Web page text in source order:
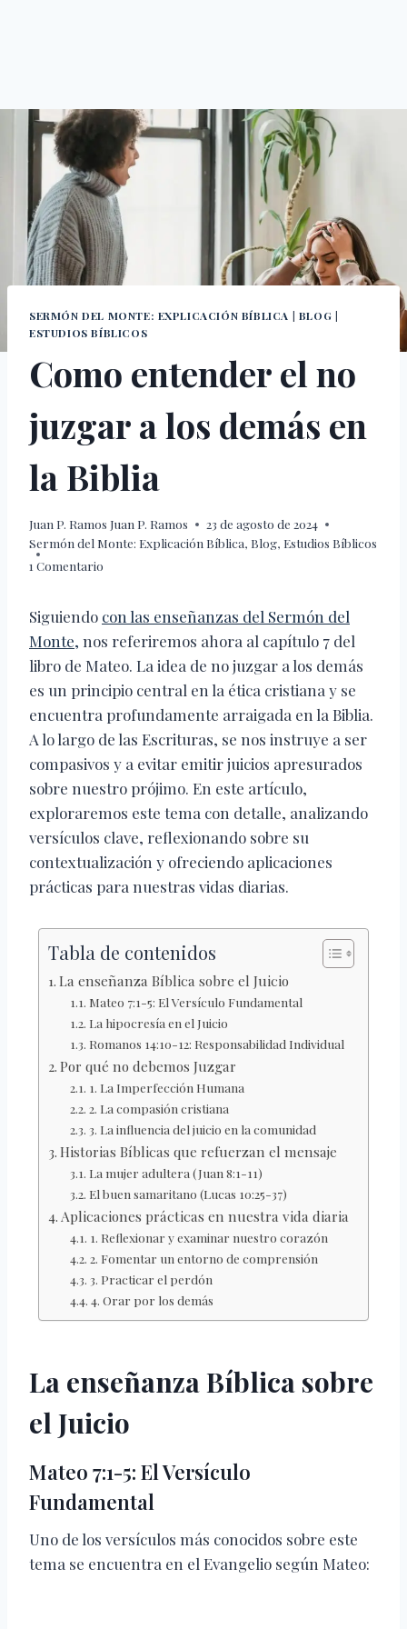
SERMÓN DEL MONTE: EXPLICACIÓN BÍBLICA | BLOG |
ESTUDIOS BÍBLICOS
Como entender el no
juzgar a los demás en
la Biblia
Juan P. Ramos Juan P. Ramos
23 de agosto de 2024
Sermón del Monte: Explicación Bíblica, Blog, Estudios Bíblicos
1 Comentario
Siguiendo con las enseñanzas del Sermón del
Monte, nos referiremos ahora al capítulo 7 del
libro de Mateo. La idea de no juzgar a los demás
es un principio central en la ética cristiana y se
encuentra profundamente arraigada en la Biblia.
A lo largo de las Escrituras, se nos instruye a ser
compasivos y a evitar emitir juicios apresurados
sobre nuestro prójimo. En este artículo,
exploraremos este tema con detalle, analizando
versículos clave, reflexionando sobre su
contextualización y ofreciendo aplicaciones
prácticas para nuestras vidas diarias.
Tabla de contenidos
La enseñanza Bíblica sobre el Juicio
Mateo 7:1-5: El Versículo Fundamental
La hipocresía en el Juicio
Romanos 14:10-12: Responsabilidad Individual
Por qué no debemos Juzgar
1. La Imperfección Humana
2. La compasión cristiana
3. La influencia del juicio en la comunidad
Historias Bíblicas que refuerzan el mensaje
La mujer adultera (Juan 8:1-11)
El buen samaritano (Lucas 10:25-37)
Aplicaciones prácticas en nuestra vida diaria
1. Reflexionar y examinar nuestro corazón
2. Fomentar un entorno de comprensión
3. Practicar el perdón
4. Orar por los demás
La enseñanza Bíblica sobre
el Juicio
Mateo 7:1-5: El Versículo
Fundamental
Uno de los versículos más conocidos sobre este
tema se encuentra en el Evangelio según Mateo: